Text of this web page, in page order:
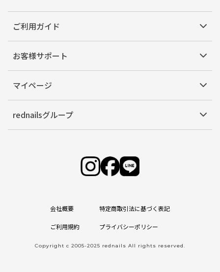
ご利用ガイド
お客様サポート
マイページ
rednailsグループ
会社概要 特定商取引法に基づく表記
ご利用規約 プライバシーポリシー
Copyright c 2005-2025 rednails All rights reserved.